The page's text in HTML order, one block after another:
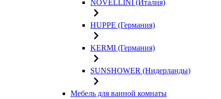
NOVELLINI (Италия)
HUPPE (Германия)
KERMI (Германия)
SUNSHOWER (Нидерланды)
Мебель для ванной комнаты